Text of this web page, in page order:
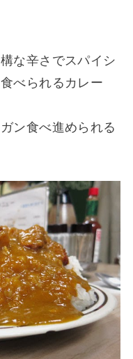
な辛さでスパイシ
べられるカレー
ン食べ進められる